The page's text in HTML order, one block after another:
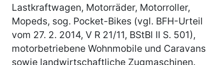
Lastkraftwagen, Motorräder, Motorroller,
Mopeds, sog. Pocket-Bikes (vgl. BFH-Urteil
vom 27. 2. 2014, V R 21/11, BStBl II S. 501),
motorbetriebene Wohnmobile und Caravans
sowie landwirtschaftliche Zugmaschinen.